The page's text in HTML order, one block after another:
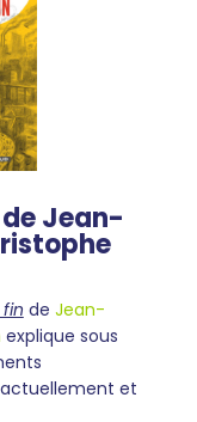
de Jean-
de Jean-
explique sous
et